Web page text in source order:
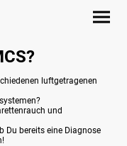
luftgetragenen
und
Du bereits eine Diagnose